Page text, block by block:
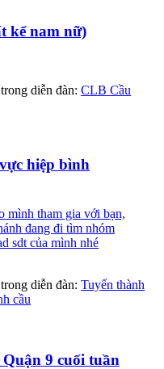
kể nam nữ)
trong diễn đàn: CLB Cầu
hiệp bình
mình tham gia với bạn,
đang đi tìm nhóm
sdt của mình nhé
trong diễn đàn: Tuyển thành
cầu
9 cuối tuần